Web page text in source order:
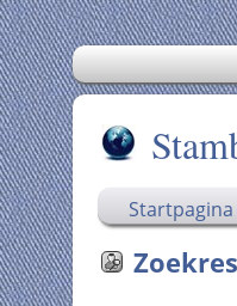
Startpagina